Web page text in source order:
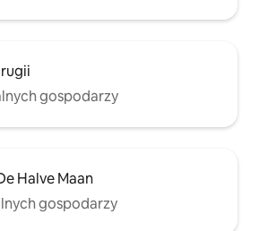
gospodarzy
Halve Maan
gospodarzy